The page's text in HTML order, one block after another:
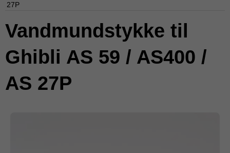
27P
Vandmundstykke til
Ghibli AS 59 / AS400 /
AS 27P